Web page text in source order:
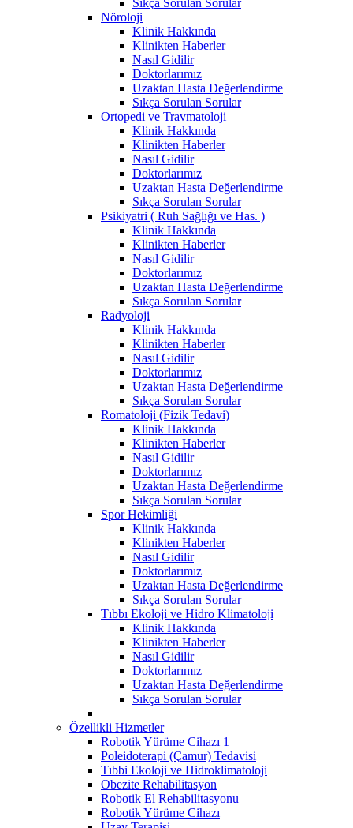
Nöroloji
Klinik Hakkında
Klinikten Haberler
Nasıl Gidilir
Doktorlarımız
Uzaktan Hasta Değerlendirme
Sıkça Sorulan Sorular
Ortopedi ve Travmatoloji
Klinik Hakkında
Klinikten Haberler
Nasıl Gidilir
Doktorlarımız
Uzaktan Hasta Değerlendirme
Sıkça Sorulan Sorular
Psikiyatri ( Ruh Sağlığı ve Has. )
Klinik Hakkında
Klinikten Haberler
Nasıl Gidilir
Doktorlarımız
Uzaktan Hasta Değerlendirme
Sıkça Sorulan Sorular
Radyoloji
Klinik Hakkında
Klinikten Haberler
Nasıl Gidilir
Doktorlarımız
Uzaktan Hasta Değerlendirme
Sıkça Sorulan Sorular
Romatoloji (Fizik Tedavi)
Klinik Hakkında
Klinikten Haberler
Nasıl Gidilir
Doktorlarımız
Uzaktan Hasta Değerlendirme
Sıkça Sorulan Sorular
Spor Hekimliği
Klinik Hakkında
Klinikten Haberler
Nasıl Gidilir
Doktorlarımız
Uzaktan Hasta Değerlendirme
Sıkça Sorulan Sorular
Tıbbı Ekoloji ve Hidro Klimatoloji
Klinik Hakkında
Klinikten Haberler
Nasıl Gidilir
Doktorlarımız
Uzaktan Hasta Değerlendirme
Sıkça Sorulan Sorular
Özellikli Hizmetler
Robotik Yürüme Cihazı 1
Poleidoterapi (Çamur) Tedavisi
Tıbbi Ekoloji ve Hidroklimatoloji
Obezite Rehabilitasyon
Robotik El Rehabilitasyonu
Robotik Yürüme Cihazı